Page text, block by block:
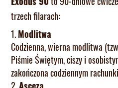
trzech filarach:
Modlitwa
Codzienna, wierna modlitwa
Piśmie Świętym, ciszy i
zakończona codziennym